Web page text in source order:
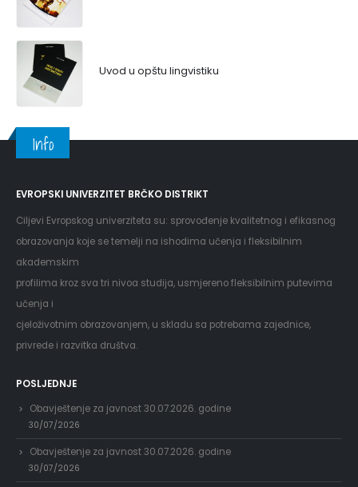
Uvod u opštu lingvistiku
Info
EVROPSKI UNIVERZITET BRČKO DISTRIKT
Ciljevi Evropskog univerziteta su: sprovođenje kvalitetnog i efikasnog
obrazovanja koje se temelji na ishodima učenja i fleksibilnim
akademskim
profilima kroz sva tri nivoa studija, usmjereno fleksibilnim putevima
učenja i
cjeloživotnim obrazovanjem, u skladu sa potrebama zajednice,
privrede i razvitka društva.
POSLJEDNJE
Obavještenje za javnost 30.07.2026. godine
30/07/2026
Obavještenje za javnost 30.07.2026. godine
30/07/2026